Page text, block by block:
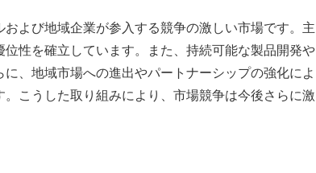
よび地域企業が参入する競争の激しい市場です。主
性を確立しています。また、持続可能な製品開発や
、地域市場への進出やパートナーシップの強化によ
こうした取り組みにより、市場競争は今後さらに激